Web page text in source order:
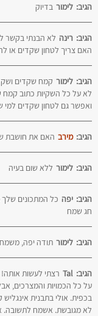
לימור הגיב: בדיוק
רינה הגיב:
לא הבנתי בקשר
האם צריך לטחון שקדים או
לימור הגיב:
קמח שקדים
לא על כל השקיות כתוב קמח
ואפשר גם לטחון שקדים למי
מירב הגיב: האם את חושבת
לימור הגיב: ללא שום בעיה
יפה הגיב:
כל המתכונים
חג שמח
לימור הגיב: תודה יפה,
Tal הגיב:
רצתי לעשות
על כל הכמויות והמצרכים,
בכפית. אולי בתבנית
לא מגובשת. אשמח לתשובה.